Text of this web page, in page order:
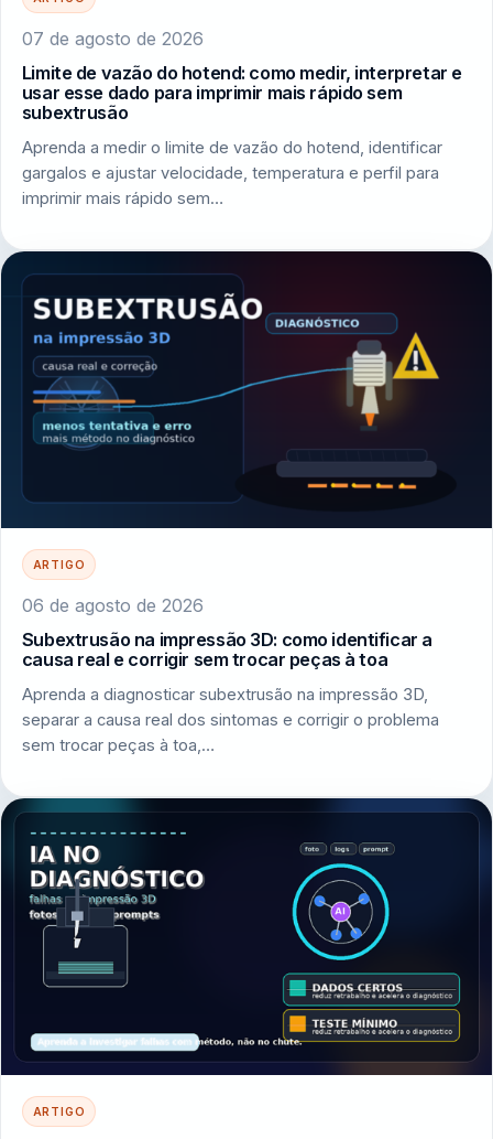
07 de agosto de 2026
Limite de vazão do hotend: como medir, interpretar e
usar esse dado para imprimir mais rápido sem
subextrusão
Aprenda a medir o limite de vazão do hotend, identificar
gargalos e ajustar velocidade, temperatura e perfil para
imprimir mais rápido sem…
ARTIGO
06 de agosto de 2026
Subextrusão na impressão 3D: como identificar a
causa real e corrigir sem trocar peças à toa
Aprenda a diagnosticar subextrusão na impressão 3D,
separar a causa real dos sintomas e corrigir o problema
sem trocar peças à toa,…
ARTIGO